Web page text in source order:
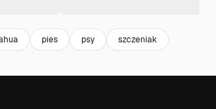
pies psy szczeniak